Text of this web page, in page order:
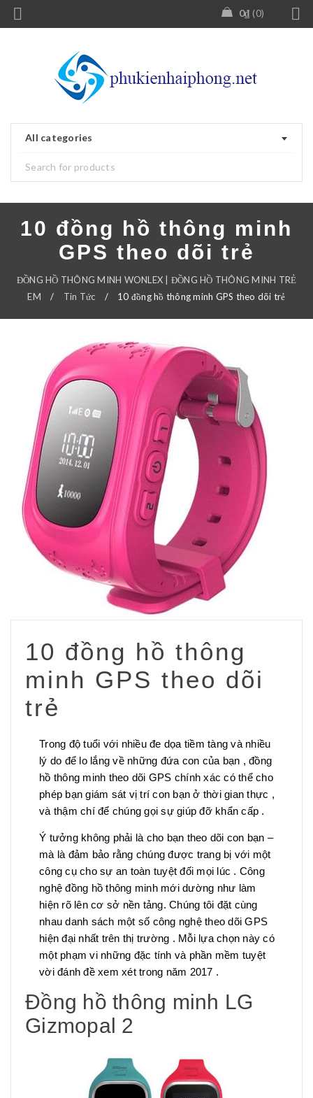
0₫ 0
All categories
10 đồng hồ thông minh
GPS theo dõi trẻ
ĐỒNG HỒ THÔNG MINH WONLEX | ĐỒNG HỒ THÔNG MINH TRẺ
EM
/ Tin Tức / 10 đồng hồ thông minh GPS theo dõi trẻ
10 đồng hồ thông
minh GPS theo dõi
trẻ
Trong độ tuổi với nhiều đe dọa tiềm tàng và nhiều
lý do để lo lắng về những đứa con của bạn , đồng
hồ thông minh theo dõi GPS chính xác có thể cho
phép bạn giám sát vị trí con bạn ở thời gian thực ,
và thậm chí để chúng gọi sự giúp đỡ khẩn cấp .
Ý tưởng không phải là cho bạn theo dõi con bạn –
mà là đảm bảo rằng chúng được trang bị với một
công cụ cho sự an toàn tuyệt đối mọi lúc . Công
nghệ đồng hồ thông minh mới dường như làm
hiện rõ lên cơ sở nền tảng. Chúng tôi đặt cùng
nhau danh sách một số công nghệ theo dõi GPS
hiện đại nhất trên thị trường . Mỗi lựa chọn này có
một phạm vi những đặc tính và phần mềm tuyệt
vời đánh đề xem xét trong năm 2017 .
Đồng hồ thông minh LG
Gizmopal 2